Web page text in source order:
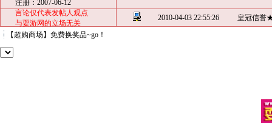
注册：2007-06-12
言论仅代表发帖人观点
与耍游网的立场无关
【超购商场】免费换奖品~go！
2010-04-03 22:55:26 皇冠信誉